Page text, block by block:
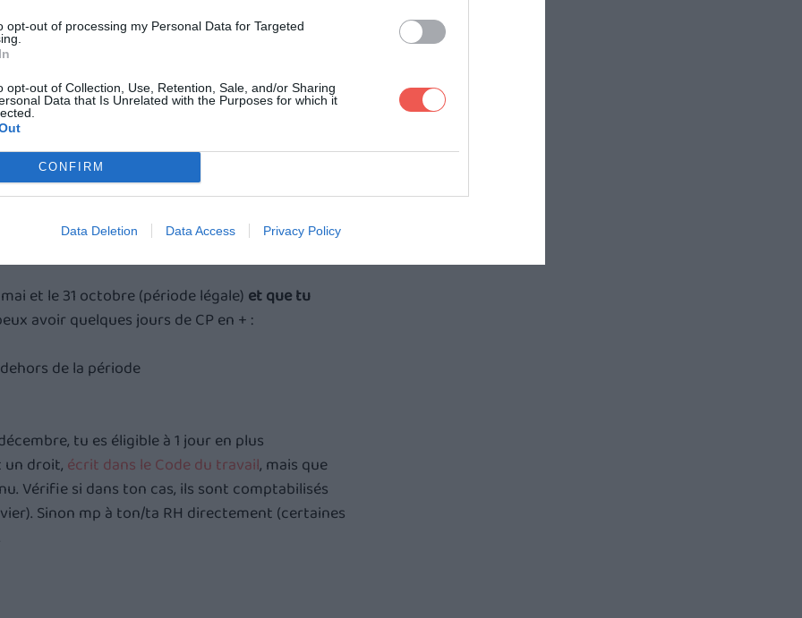
opt-out of processing my Personal Data for Targeted
opt-out of Collection, Use, Retention, Sale, and/or Sharing
Data that Is Unrelated with the Purposes for which it
CONFIRM
Data Deletion Data Access Privacy Policy
de départ prévue.
congés, tu ne commets pas de faute en partant s’il
les avoir accordés sauf situation exceptionnelle
naissance/décès d'un proche.
payés en plus, grâce au fractionnement
et le 31 octobre (période légale) et que tu
avoir quelques jours de CP en + :
de la période
tu es éligible à 1 jour en plus
un droit, écrit dans le Code du travail, mais que
Vérifie si dans ton cas, ils sont comptabilisés
Sinon mp à ton/ta RH directement (certaines